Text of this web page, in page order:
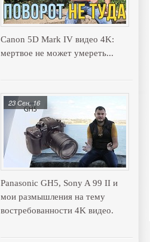
Canon 5D Mark IV видео 4K:
мертвое не может умереть...
Panasonic GH5, Sony A 99 II и
мои размышления на тему
востребованности 4K видео.
23 Сен, 16